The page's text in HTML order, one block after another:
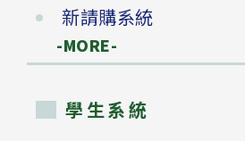
新請購系統
-MORE-
學生系統